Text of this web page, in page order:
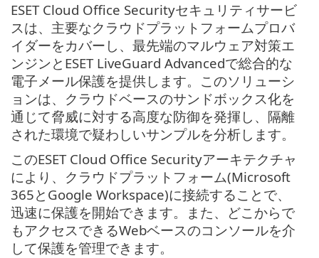
ESET Cloud Office Securityセキュリティサービ
スは、主要なクラウドプラットフォームプロバ
イダーをカバーし、最先端のマルウェア対策エ
ンジンとESET LiveGuard Advancedで総合的な
電子メール保護を提供します。このソリューシ
ョンは、クラウドベースのサンドボックス化を
通じて脅威に対する高度な防御を発揮し、隔離
された環境で疑わしいサンプルを分析します。
このESET Cloud Office Securityアーキテクチャ
により、クラウドプラットフォーム(Microsoft
365とGoogle Workspace)に接続することで、
迅速に保護を開始できます。また、どこからで
もアクセスできるWebベースのコンソールを介
して保護を管理できます。